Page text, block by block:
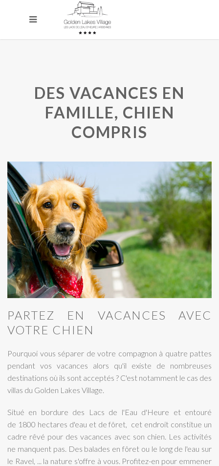
DES VACANCES EN
FAMILLE, CHIEN
COMPRIS
PARTEZ EN VACANCES AVEC
VOTRE CHIEN
Pourquoi vous séparer de votre compagnon à quatre pattes
pendant vos vacances alors qu'il existe de nombreuses
destinations où ils sont acceptés ? C'est notamment le cas des
villas du Golden Lakes Village.
Situé en bordure des Lacs de l'Eau d'Heure et entouré
de 1800 hectares d'eau et de fôret, cet endroit constitue un
cadre rêvé pour des vacances avec son chien. Les activités
ne manquent pas. Des balades en fôret ou le long de l'eau sur
le Ravel, ... la nature s'offre à vous. Profitez-en pour emmener